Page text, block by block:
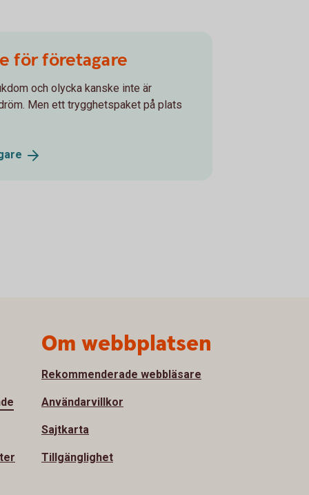
för företagare
och olycka kanske inte är
Men ett trygghetspaket på plats
Om webbplatsen
Rekommenderade webbläsare
Användarvillkor
Sajtkarta
Tillgänglighet